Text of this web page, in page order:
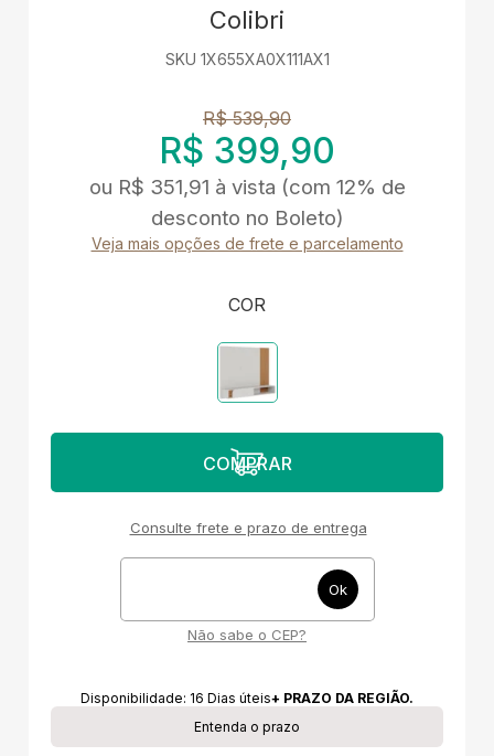
Colibri
SKU 1X655XA0X111AX1
R$ 539,90
R$ 399,90
ou R$ 351,91 à vista (com 12% de
desconto no Boleto)
Veja mais opções de frete e parcelamento
COR
Consulte frete e prazo de entrega
Não sabe o CEP?
Disponibilidade: 16 Dias úteis+ PRAZO DA REGIÃO.
Entenda o prazo